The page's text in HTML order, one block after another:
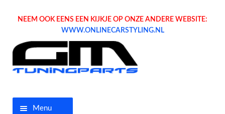
NEEM OOK EENS EEN KIJKJE OP ONZE ANDERE WEBSITE:
WWW.ONLINECARSTYLING.NL
Menu